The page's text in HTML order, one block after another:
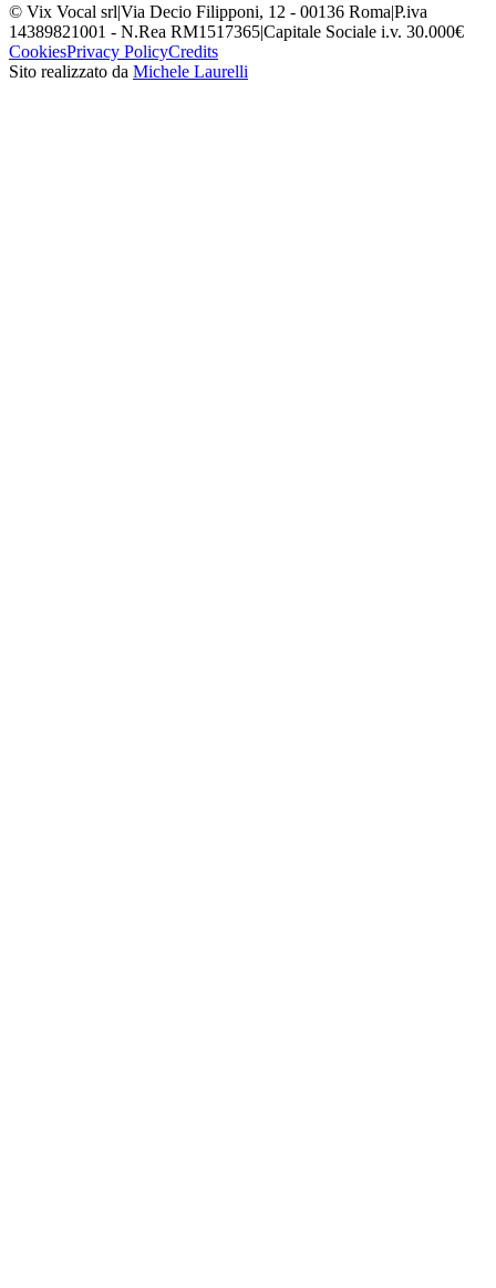
© Vix Vocal srl|Via Decio Filipponi, 12 - 00136 Roma|P.iva
14389821001 - N.Rea RM1517365|Capitale Sociale i.v. 30.000€
CookiesPrivacy PolicyCredits
Sito realizzato da Michele Laurelli